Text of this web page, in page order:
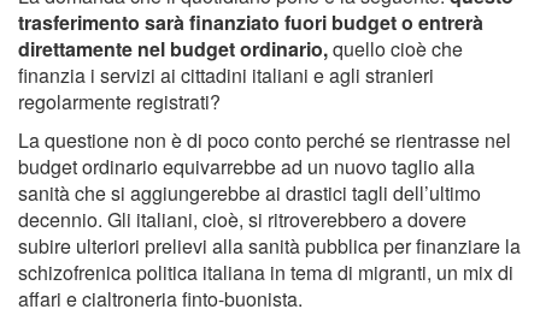
trasferimento sarà finanziato fuori budget o entrerà
direttamente nel budget ordinario,quello cioè che
finanzia i servizi ai cittadini italiani e agli stranieri
regolarmente registrati?
La questione non è di poco conto perché se rientrasse nel
budget ordinario equivarrebbe ad un nuovo taglio alla
sanità che si aggiungerebbe ai drastici tagli dell’ultimo
decennio. Gli italiani, cioè, si ritroverebbero a dovere
subire ulteriori prelievi alla sanità pubblica per finanziare la
schizofrenica politica italiana in tema di migranti, un mix di
affari e cialtroneria finto-buonista.